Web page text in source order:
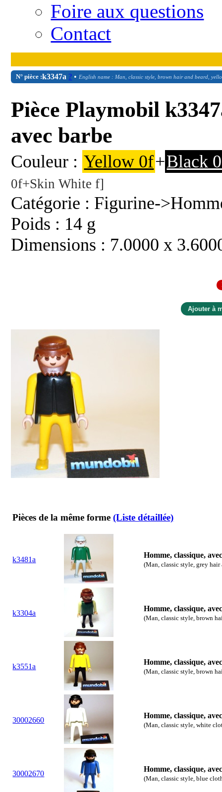
Foire aux questions
Contact
N° pièce :k3347a ? •English name : Man, classic style, brown hair and beard,
Pièce Playmobil
avec barbe
Couleur : Yellow 0f+Black
0f+Skin White f]
Catégorie : Figurine-
Poids : 14 g
Dimensions : 7.0000 x
Pièces de la même forme(Liste détaillée)
k3481a
Homme, classique,
(Man, classic style, grey hair
k3304a
Homme, classique,
(Man, classic style, brown
k3551a
Homme, classique,
(Man, classic style, brown
30002660
Homme, classique,
(Man, classic style, white
30002670
Homme, classique,
(Man, classic style, blue